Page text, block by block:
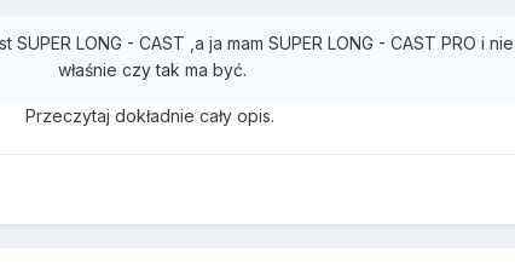
LONG - CAST ,a ja mam SUPER LONG - CAST PRO i
właśnie czy tak ma być.
Przeczytaj dokładnie cały opis.